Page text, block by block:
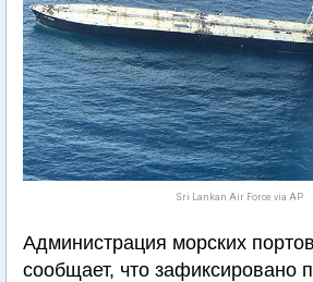
Sri Lankan Air Force via AP
Администрация морских
сообщает, что зафиксировано